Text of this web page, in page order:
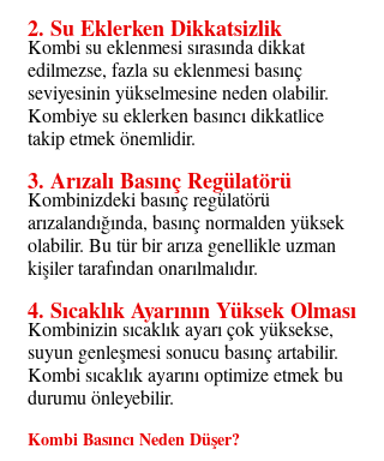
2. Su Eklerken Dikkatsizlik
Kombi su eklenmesi sırasında dikkat
edilmezse, fazla su eklenmesi basınç
seviyesinin yükselmesine neden olabilir.
Kombiye su eklerken basıncı dikkatlice
takip etmek önemlidir.
3. Arızalı Basınç Regülatörü
Kombinizdeki basınç regülatörü
arızalandığında, basınç normalden yüksek
olabilir. Bu tür bir arıza genellikle uzman
kişiler tarafından onarılmalıdır.
4. Sıcaklık Ayarının Yüksek Olması
Kombinizin sıcaklık ayarı çok yüksekse,
suyun genleşmesi sonucu basınç artabilir.
Kombi sıcaklık ayarını optimize etmek bu
durumu önleyebilir.
Kombi Basıncı Neden Düşer?